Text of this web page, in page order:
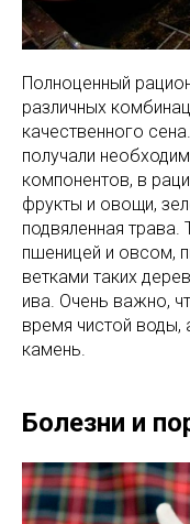
Полноценный
различных
качественного
получали
компонентов, в
фрукты и овощи,
подвяленная
пшеницей и овсом,
ветками таких
ива. Очень важно,
время чистой воды,
камень.
Болезни и